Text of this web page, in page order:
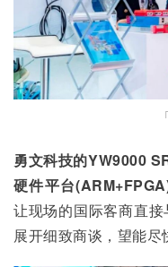
勇文科技的YW9000
硬件平台
让现场的国际客商直
展开细致商谈，望能尽